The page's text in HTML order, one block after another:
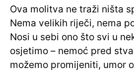
Ova molitva ne traži ništa
Nema velikih riječi, nema
Nosi u sebi ono što svi u
osjetimo – nemoć pred
možemo promijeniti, umor